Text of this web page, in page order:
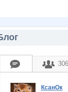
КсанОк